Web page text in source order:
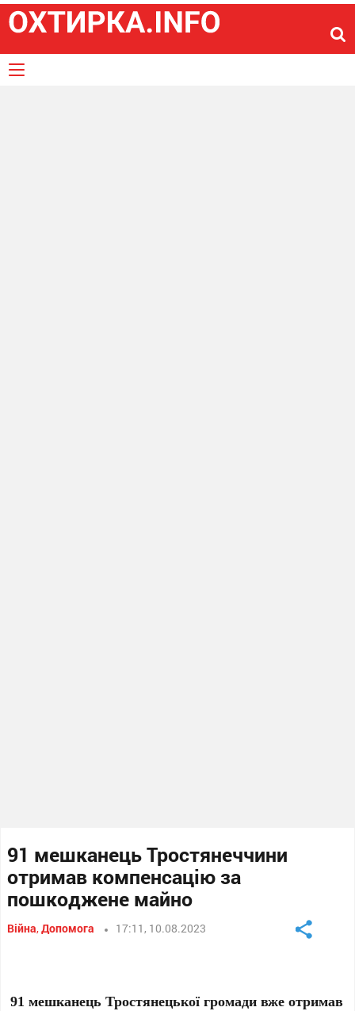
91 мешканець Тростянеччини
отримав компенсацію за
пошкоджене майно
Війна,Допомога 17:11, 10.08.2023
91 мешканець Тростянецької громади вже отримав